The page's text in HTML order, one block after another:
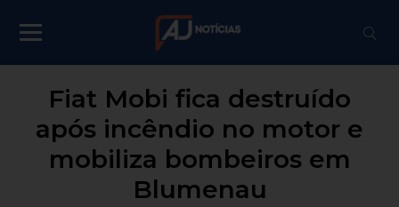
Fiat Mobi fica destruído
após incêndio no motor e
mobiliza bombeiros em
Blumenau